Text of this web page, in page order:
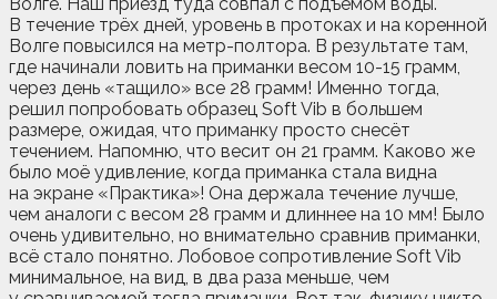
В течение трёх дней, уровень в протоках и на коренной
Волге повысился на метр-полтора. В результате там,
где начинали ловить на приманки весом 10-15 грамм,
через день «тащило» все 28 грамм! Именно тогда,
решил попробовать образец Soft Vib в большем
размере, ожидая, что приманку просто снесёт
течением. Напомню, что весит он 21 грамм. Каково же
было моё удивление, когда приманка стала видна
на экране «Практика»! Она держала течение лучше,
чем аналоги с весом 28 грамм и длиннее на 10 мм! Было
очень удивительно, но внимательно сравнив приманки,
всё стало понятно. Лобовое сопротивление Soft Vib
минимальное, на вид, в два раза меньше, чем